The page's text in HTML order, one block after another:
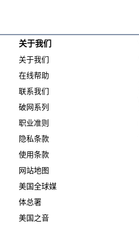
关于我们
关于我们
在线帮助
联系我们
破网系列
职业准则
隐私条款
使用条款
网站地图
美国全球媒
体总署
美国之音